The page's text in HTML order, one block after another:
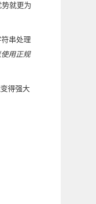
就更为
串处理
用正规
得强大